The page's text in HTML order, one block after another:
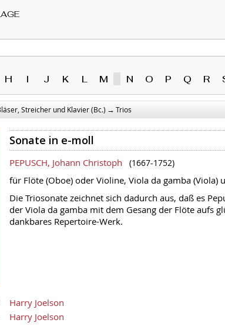
H I J K L M N O P Q R
Streicher und Klavier (Bc.) → Trios
Sonate in e-moll
PEPUSCH, Johann Christoph (1667-1752)
für Flöte (Oboe) oder Violine, Viola da gamba (Viola)
Die Triosonate zeichnet sich dadurch aus, daß es
der Viola da gamba mit dem Gesang der Flöte aufs
dankbares Repertoire-Werk.
Harry Joelson
Harry Joelson